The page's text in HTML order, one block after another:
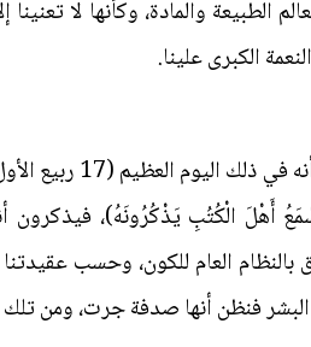
الطبيعة والمادة، وكأنها لا
الكبرى علينا.
ذكر العلماء
أَهْلَ الْكُتُبِ يَذْكُرُونَهُ)،
بالنظام العام للكون، وحسب
فنظن أنها صدفة جرت، ومن